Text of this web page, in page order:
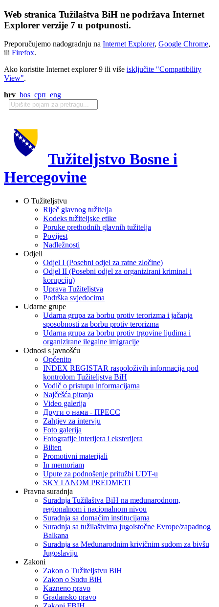
Web stranica Tužilaštva BiH ne podržava Internet
Explorer verzije 7 u potpunosti.
Preporučujemo nadogradnju na Internet Explorer, Google Chrome,
ili Firefox.
Ako koristite Internet explorer 9 ili više isključite "Compatibility
View".
hrv bos срп eng
Tužiteljstvo Bosne i
Hercegovine
O Tužiteljstvu
Riječ glavnog tužitelja
Kodeks tužiteljske etike
Poruke prethodnih glavnih tužitelja
Povijest
Nadležnosti
Odjeli
Odjel I (Posebni odjel za ratne zločine)
Odjel II (Posebni odjel za organizirani kriminal i
korupciju)
Uprava Tužiteljstva
Podrška svjedocima
Udarne grupe
Udarna grupa za borbu protiv terorizma i jačanja
sposobnosti za borbu protiv terorizma
Udarna grupa za borbu protiv trgovine ljudima i
organizirane ilegalne imigracije
Odnosi s javnošću
Općenito
INDEX REGISTAR raspoloživih informacija pod
kontrolom Tužiteljstva BiH
Vodič o pristupu informacijama
Najčešća pitanja
Video galerija
Други о нама - ПРЕСC
Zahtjev za intervju
Foto galerija
Fotografije interijera i eksterijera
Bilten
Promotivni materijali
In memoriam
Upute za podnošenje pritužbi UDT-u
SKY I ANOM PREDMETI
Pravna suradnja
Suradnja Tužilaštva BiH na međunarodnom,
regionalnom i nacionalnom nivou
Suradnja sa domaćim institucijama
Suradnja sa tužilaštvima jugoistočne Evrope/zapadnog
Balkana
Suradnja sa Međunarodnim krivičnim sudom za bivšu
Jugoslaviju
Zakoni
Zakon o Тužiteljstvu BiH
Zakon o Sudu BiH
Kazneno pravo
Građansko pravo